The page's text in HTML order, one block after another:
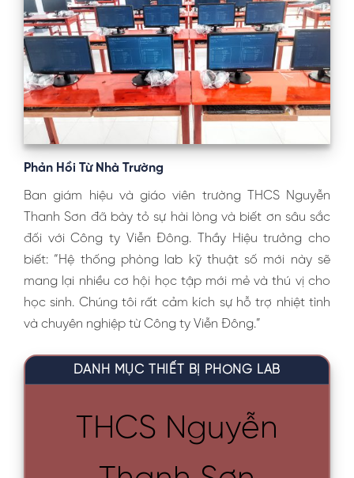
Phản Hồi Từ Nhà Trường
Ban giám hiệu và giáo viên trường THCS Nguyễn
Thanh Sơn đã bày tỏ sự hài lòng và biết ơn sâu sắc
đối với Công ty Viễn Đông. Thầy Hiệu trưởng cho
biết: “Hệ thống phòng lab kỹ thuật số mới này sẽ
mang lại nhiều cơ hội học tập mới mẻ và thú vị cho
học sinh. Chúng tôi rất cảm kích sự hỗ trợ nhiệt tình
và chuyên nghiệp từ Công ty Viễn Đông.”
DANH MỤC THIẾT BỊ PHÒNG LAB
THCS Nguyễn